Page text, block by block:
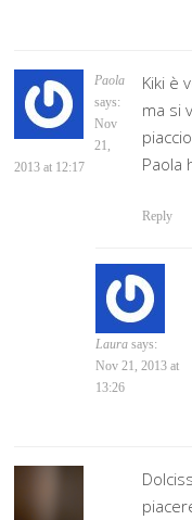
Paola
says:
Nov
21,
2013 at 12:17
Kiki è
ma si
Paola
Reply
Laura says:
Nov 21, 2013 at
13:26